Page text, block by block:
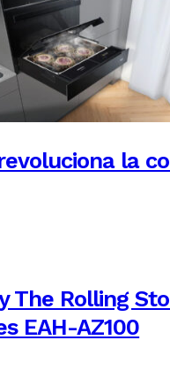
la
The Rolling
EAH-AZ100